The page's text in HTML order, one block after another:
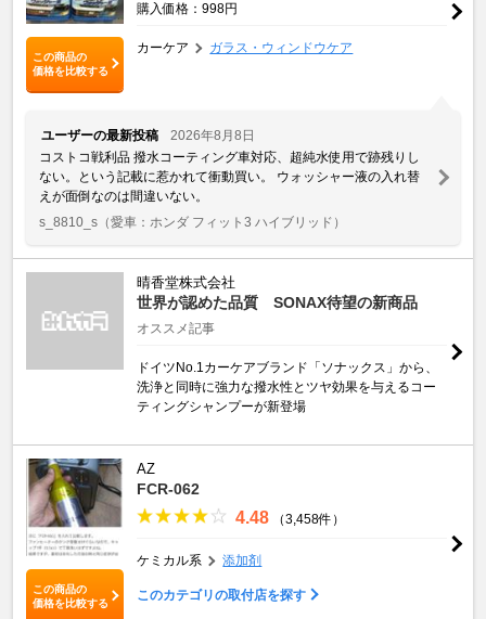
この商品の
価格を比較する
購入価格：998円
カーケア ガラス・ウィンドウケア
ユーザーの最新投稿
2026年8月8日
コストコ戦利品 撥水コーティング車対応、超純水使用で跡残りし
ない。という記載に惹かれて衝動買い。 ウォッシャー液の入れ替
えが面倒なのは間違いない。
s_8810_s （愛車：ホンダ フィット3 ハイブリッド）
晴香堂株式会社
世界が認めた品質 SONAX待望の新商品
オススメ記事
ドイツNo.1カーケアブランド「ソナックス」から、
洗浄と同時に強力な撥水性とツヤ効果を与えるコー
ティングシャンプーが新登場
この商品の
価格を比較する
AZ
FCR-062
4.48 （3,458件）
ケミカル系 添加剤
このカテゴリの取付店を探す